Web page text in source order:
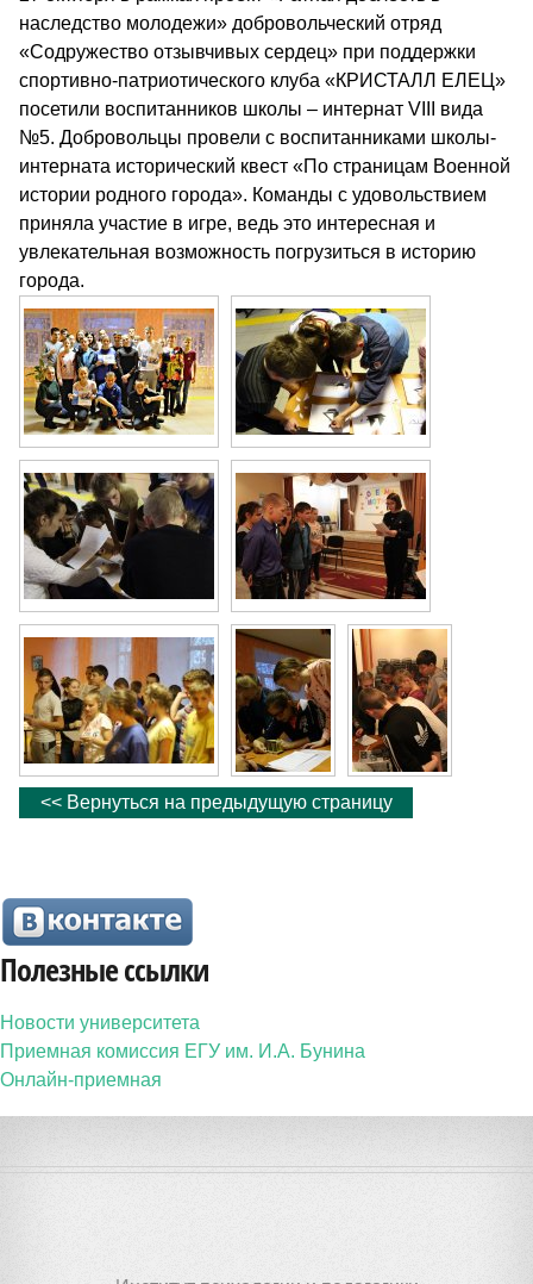
наследство молодежи» добровольческий отряд
«Содружество отзывчивых сердец» при поддержки
спортивно-патриотического клуба «КРИСТАЛЛ ЕЛЕЦ»
посетили воспитанников школы – интернат VIII вида
№5. Добровольцы провели с воспитанниками школы-
интерната исторический квест «По страницам Военной
истории родного города». Команды с удовольствием
приняла участие в игре, ведь это интересная и
увлекательная возможность погрузиться в историю
города.
<< Вернуться на предыдущую страницу
Полезные ссылки
Новости университета
Приемная комиссия ЕГУ им. И.А. Бунина
Онлайн-приемная